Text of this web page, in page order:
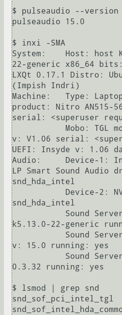
$ pulseaudio --version
pulseaudio 15.0
$ inxi -SMA
System:    Host: host
22-generic x86_64
LXQt 0.17.1 Distro:
(Impish Indri)
Machine:   Type:
product: Nitro AN515-
serial: <superuser
v: V1.06 serial:
UEFI: Insyde v: 1.06
Audio:     Device-1:
LP Smart Sound Audio
snd_hda_intel
snd_hda_intel
k5.13.0-22-generic
v: 15.0 running: yes
0.3.32 running: yes
$ lsmod | grep snd
snd_sof_pci_intel_tgl